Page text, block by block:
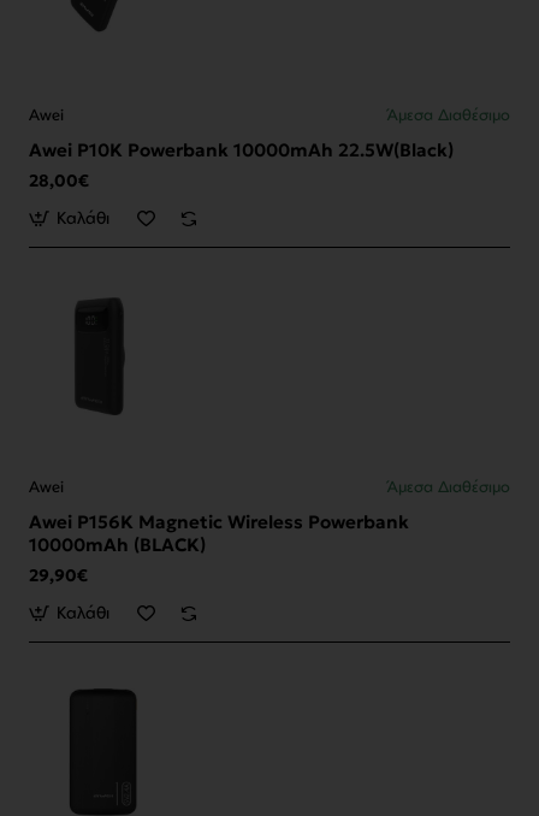
Awei Άμεσα Διαθέσιμο
Awei P10K Powerbank 10000mAh 22.5W(Black)
28,00€
Καλάθι
Awei Άμεσα Διαθέσιμο
Awei P156K Magnetic Wireless Powerbank
10000mAh (BLACK)
29,90€
Καλάθι